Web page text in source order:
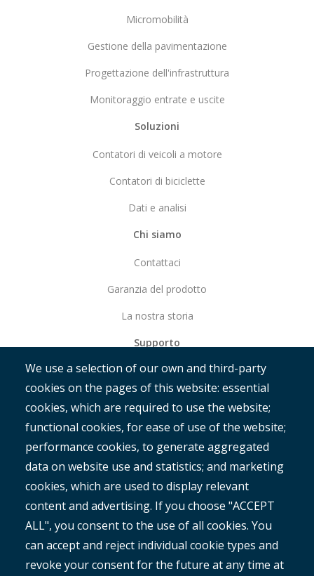
We use a selection of our own and third-party
cookies on the pages of this website: essential
cookies, which are required to use the website;
functional cookies, for ease of use of the website;
performance cookies, to generate aggregated
data on website use and statistics; and marketing
cookies, which are used to display relevant
content and advertising. If you choose "ACCEPT
ALL", you consent to the use of all cookies. You
can accept and reject individual cookie types and
revoke your consent for the future at any time at
Micromobilità
Gestione della pavimentazione
Progettazione dell'infrastruttura
Monitoraggio entrate e uscite
Soluzioni
Contatori di veicoli a motore
Contatori di biciclette
Dati e analisi
Chi siamo
Contattaci
Garanzia del prodotto
La nostra storia
Supporto
Iniziare
ROMAN
Copyright© 2025 MetroCount®. All rights reserved.